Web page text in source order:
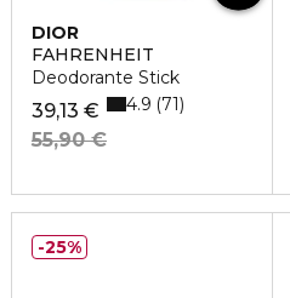
DIOR
FAHRENHEIT
Deodorante Stick
39,13 €
55,90 €
4.9 71
25%